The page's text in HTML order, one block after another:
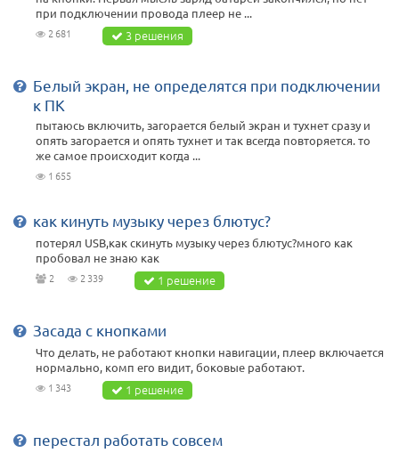
при подключении провода плеер не ...
2 681 3 решения
Белый экран, не определятся при подключении
к ПК
пытаюсь включить, загорается белый экран и тухнет сразу и
опять загорается и опять тухнет и так всегда повторяется. то
же самое происходит когда ...
1 655
как кинуть музыку через блютус?
потерял USB,как скинуть музыку через блютус?много как
пробовал не знаю как
2 2 339 1 решение
Засада с кнопками
Что делать, не работают кнопки навигации, плеер включается
нормально, комп его видит, боковые работают.
1 343 1 решение
перестал работать совсем